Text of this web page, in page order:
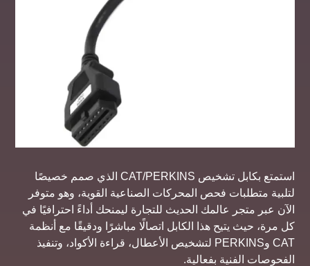
استمتع بكابل تشخيص CAT/PERKINS الذي صمم خصيصًا
لتلبية متطلبات فحص المحركات الصناعية القوية، وهو متوفر
الآن عبر متجر عالمك الحديث للتجارة ليمنحك أداءً احترافيًا في
كل مرة، حيث يتيح هذا الكابل اتصالًا مباشرًا ودقيقًا مع أنظمة
CAT وPERKINS لتشخيص الأعطال، قراءة الأكواد، وتنفيذ
الفحوصات الفنية بفعالية.